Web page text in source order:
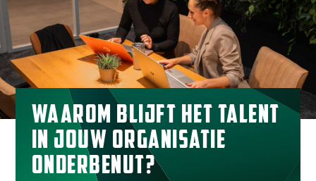
WAAROM BLIJFT HET TALENT
IN JOUW ORGANISATIE
ONDERBENUT?